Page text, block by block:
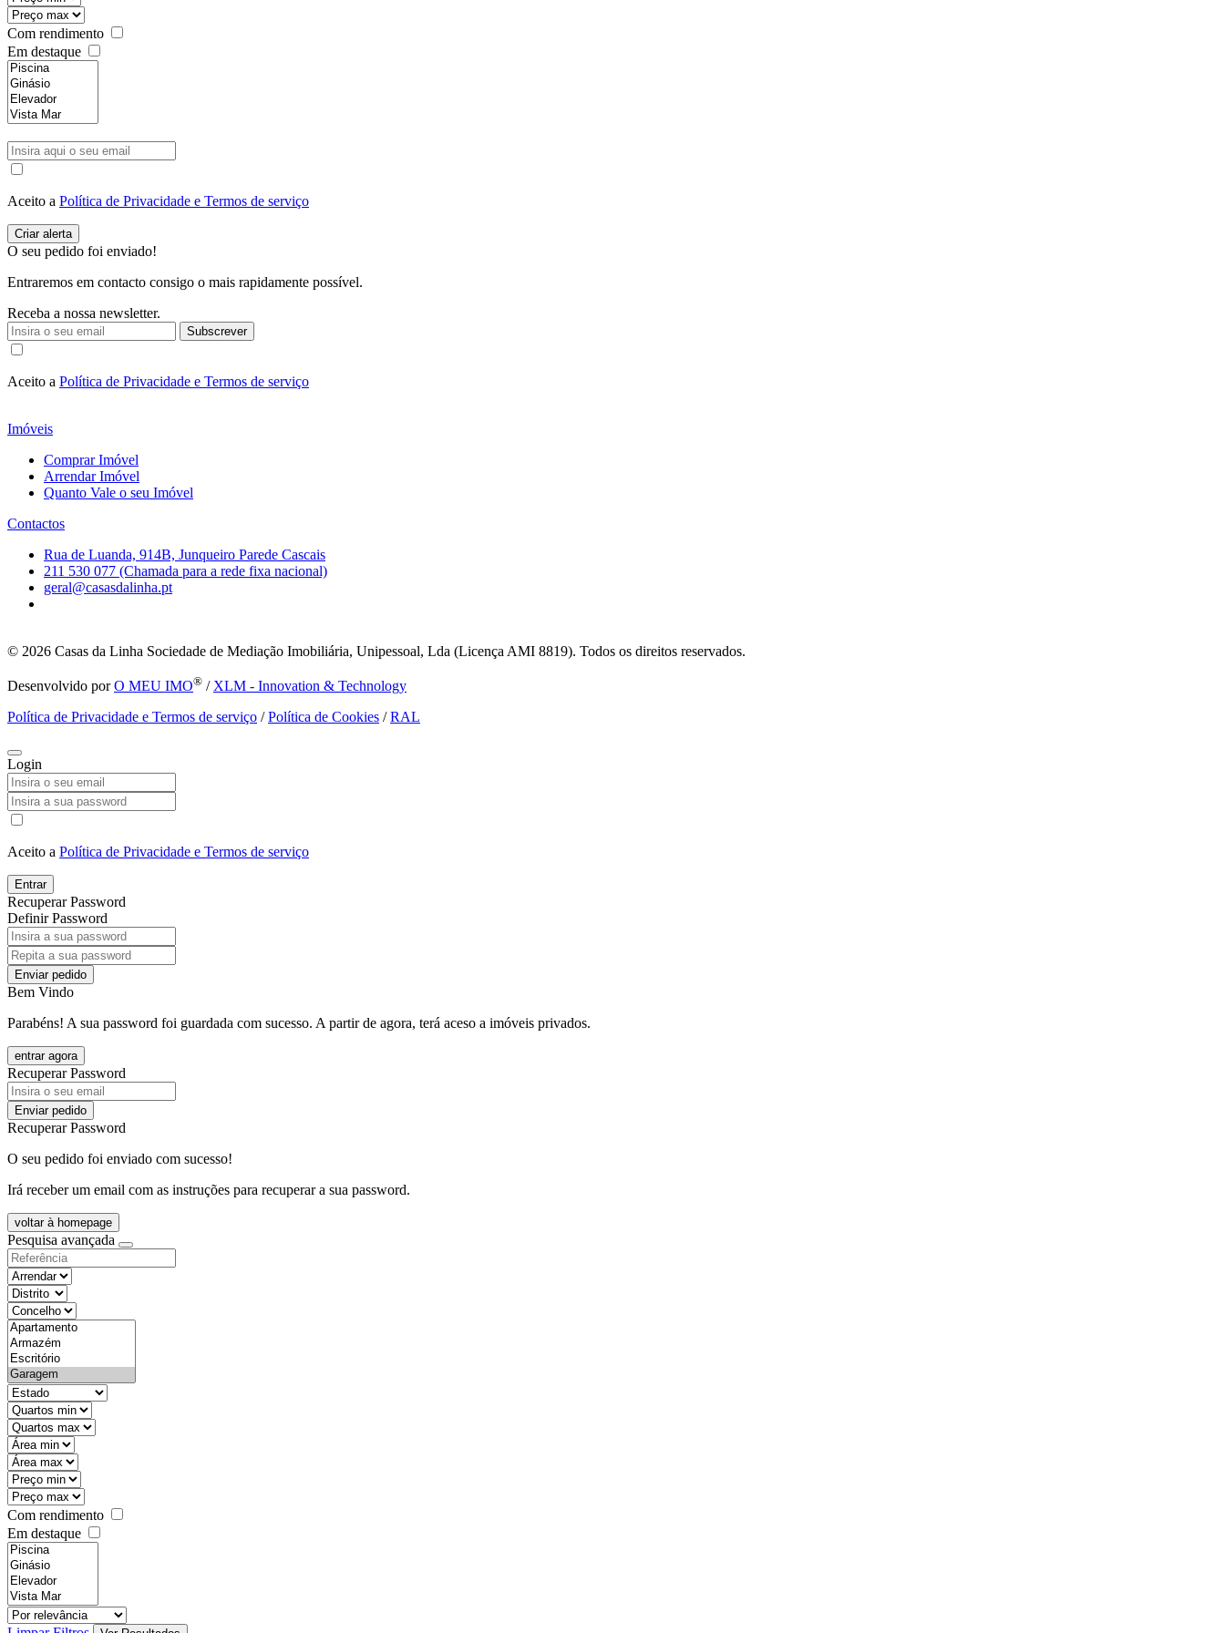
Com rendimento
Em destaque
Aceito a Política de Privacidade e Termos de serviço
O seu pedido foi enviado!
Entraremos em contacto consigo o mais rapidamente possível.
Receba a nossa newsletter.
Subscrever
Aceito a Política de Privacidade e Termos de serviço
Imóveis
Comprar Imóvel
Arrendar Imóvel
Quanto Vale o seu Imóvel
Contactos
Rua de Luanda, 914B, Junqueiro Parede Cascais
211 530 077 (Chamada para a rede fixa nacional)
geral@casasdalinha.pt
© 2026 Casas da Linha Sociedade de Mediação Imobiliária, Unipessoal, Lda (Licença AMI 8819). Todos os direitos reservados.
Desenvolvido porO MEU IMO® / XLM - Innovation & Technology
Política de Privacidade e Termos de serviço /Política de Cookies /RAL
Login
Aceito a Política de Privacidade e Termos de serviço
Entrar
Recuperar Password
Definir Password
Enviar pedido
Bem Vindo
Parabéns! A sua password foi guardada com sucesso. A partir de agora, terá aceso a imóveis privados.
entrar agora
Recuperar Password
Enviar pedido
Recuperar Password
O seu pedido foi enviado com sucesso!
Irá receber um email com as instruções para recuperar a sua password.
voltar à homepage
Pesquisa avançada
objective
districtId
countyId
types
state
mintypo
maxtypo
minarea
maxarea
minprice
maxprice
Com rendimento
Em destaque
features
realestateOrder